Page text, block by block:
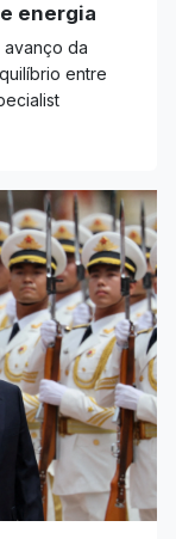
energia
avanço da
entre